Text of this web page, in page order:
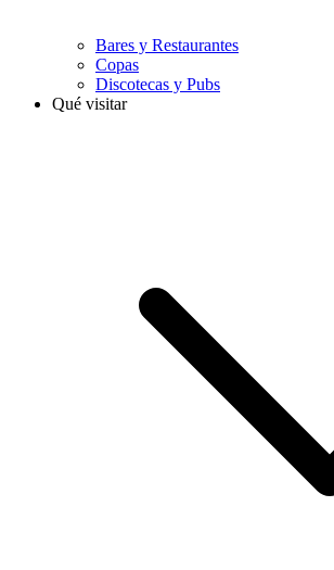
Bares y Restaurantes
Copas
Discotecas y Pubs
Qué visitar